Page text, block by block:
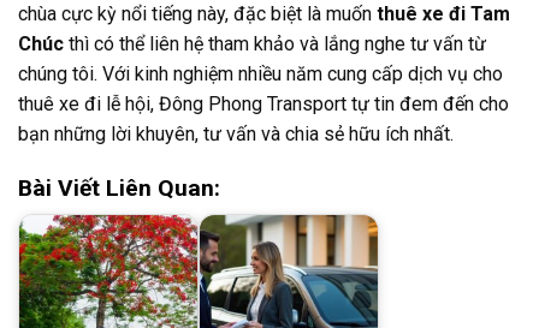
chùa cực kỳ nổi tiếng này, đặc biệt là muốn thuê xe đi Tam
Chúc thì có thể liên hệ tham khảo và lắng nghe tư vấn từ
chúng tôi. Với kinh nghiệm nhiều năm cung cấp dịch vụ cho
thuê xe đi lễ hội, Đông Phong Transport tự tin đem đến cho
bạn những lời khuyên, tư vấn và chia sẻ hữu ích nhất.
Bài Viết Liên Quan: